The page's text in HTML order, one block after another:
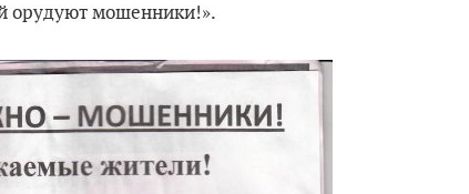
орудуют мошенники!».